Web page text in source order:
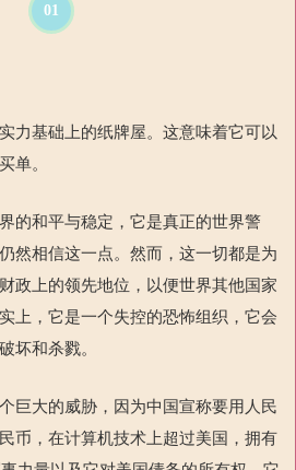
01
力基础上的纸牌屋。这意味着它可以
单。
的和平与稳定，它是真正的世界警
然相信这一点。然而，这一切都是为
政上的领先地位，以便世界其他国家
上，它是一个失控的恐怖组织，它会
坏和杀戮。
巨大的威胁，因为中国宣称要用人民
币，在计算机技术上超过美国，拥有